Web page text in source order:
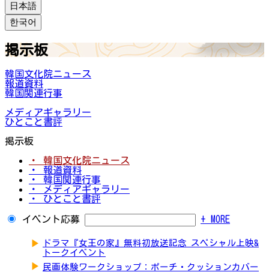
日本語
한국어
掲示板
韓国文化院ニュース
報道資料
韓国関連行事
メディアギャラリー
ひとこと書評
掲示板
・ 韓国文化院ニュース
・ 報道資料
・ 韓国関連行事
・ メディアギャラリー
・ ひとこと書評
イベント応募 + MORE
▶
ドラマ『女王の家』無料初放送記念 スペシャル上映&
トークイベント
▶ 民画体験ワークショップ：ポーチ・クッションカバー